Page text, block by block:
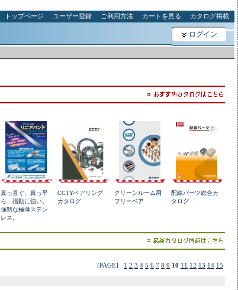
トップページ ユーザー登録 ご利用方法 カートを見る カタログ掲載
ログイン
真っ直ぐ、真っ平
ら、摺動に強い。
強靭な極薄ステン
レス。
CCTYベアリング
カタログ
クリーンルーム用
フリーベア
配線パーツ総合カ
タログ
[PAGE] 1 2 3 4 5 6 7 8 9 10 11 12 13 14 15